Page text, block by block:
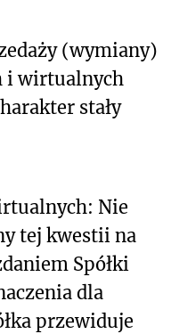
(wymiany)
i wirtualnych
stały
Nie
tej kwestii na
Spółki
dla
przewiduje